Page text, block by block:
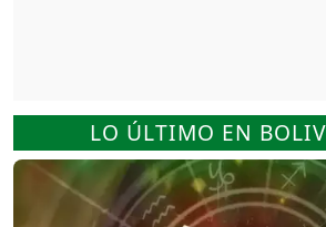
LO ÚLTIMO EN